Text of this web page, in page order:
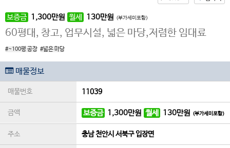
보증금 1,300만원 월세 130만원 (부가세미포함)
60평대, 창고, 업무시설, 넓은 마당,저렴한 임대료
#~100평 공장 #넓은 마당
매물정보
매물번호 11039
금액 보증금 1,300만원 월세 130만원 (부가세미포함)
주소 충남 천안시 서북구 입장면